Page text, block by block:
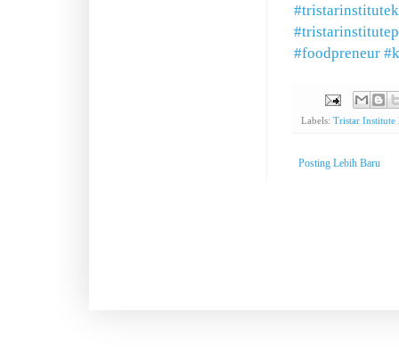
#foodpreneur
Labels: Tristar Institute
Posting Lebih Baru